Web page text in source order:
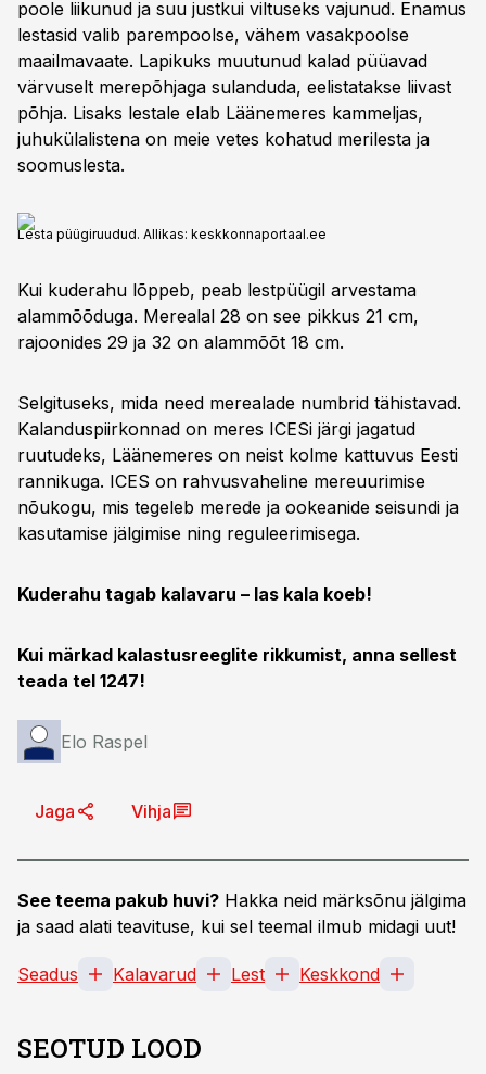
poole liikunud ja suu justkui viltuseks vajunud. Enamus
lestasid valib parempoolse, vähem vasakpoolse
maailmavaate. Lapikuks muutunud kalad püüavad
värvuselt merepõhjaga sulanduda, eelistatakse liivast
põhja. Lisaks lestale elab Läänemeres kammeljas,
juhukülalistena on meie vetes kohatud merilesta ja
soomuslesta.
Lesta püügiruudud. Allikas: keskkonnaportaal.ee
Kui kuderahu lõppeb, peab lestpüügil arvestama
alammõõduga. Merealal 28 on see pikkus 21 cm,
rajoonides 29 ja 32 on alammõõt 18 cm.
Selgituseks, mida need merealade numbrid tähistavad.
Kalanduspiirkonnad on meres ICESi järgi jagatud
ruutudeks, Läänemeres on neist kolme kattuvus Eesti
rannikuga. ICES on rahvusvaheline mereuurimise
nõukogu, mis tegeleb merede ja ookeanide seisundi ja
kasutamise jälgimise ning reguleerimisega.
Kuderahu tagab kalavaru – las kala koeb!
Kui märkad kalastusreeglite rikkumist, anna sellest
teada tel 1247!
Elo Raspel
Jaga Vihja
See teema pakub huvi? Hakka neid märksõnu jälgima
ja saad alati teavituse, kui sel teemal ilmub midagi uut!
Seadus Kalavarud Lest Keskkond
SEOTUD LOOD